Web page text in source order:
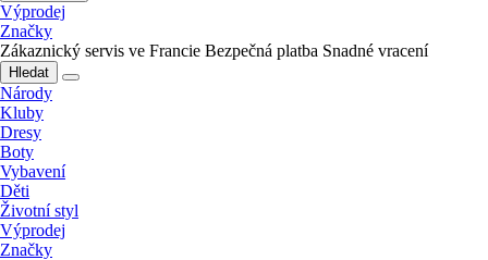
Výprodej
Značky
Zákaznický servis ve Francie Bezpečná platba Snadné vracení
Hledat
Národy
Kluby
Dresy
Boty
Vybavení
Děti
Životní styl
Výprodej
Značky